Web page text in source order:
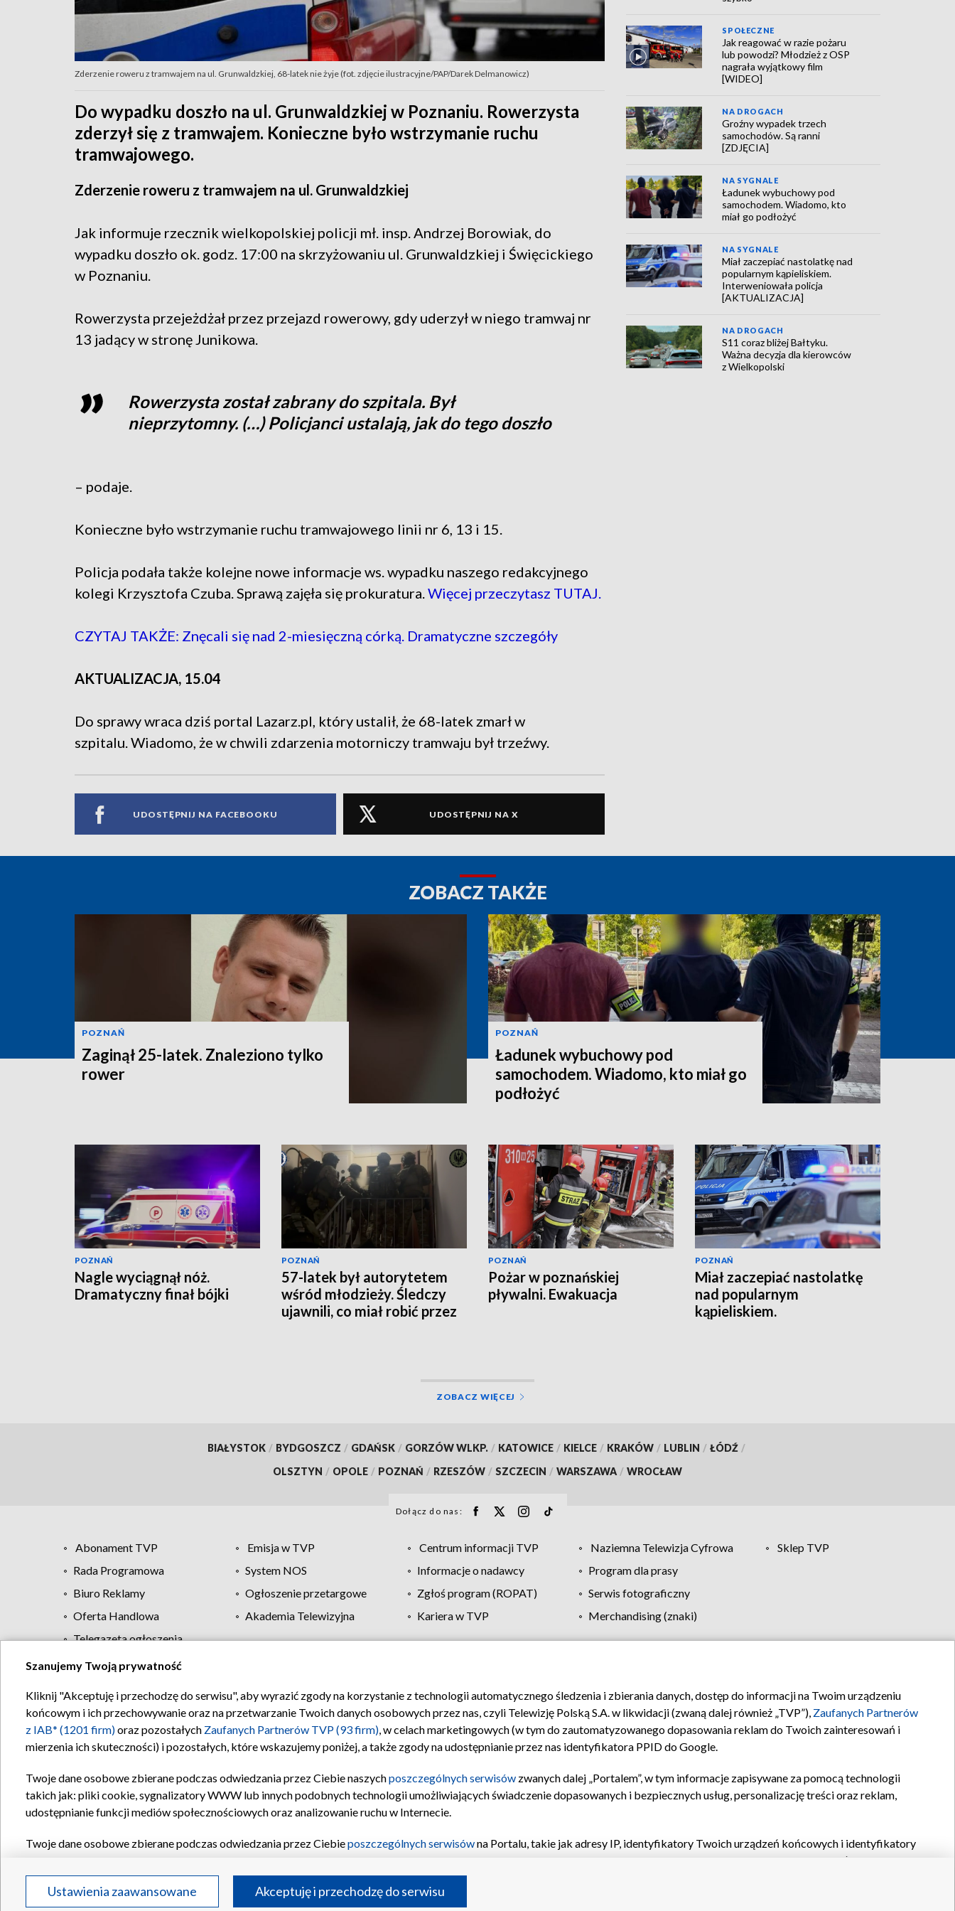
Zderzenie roweru z tramwajem na ul. Grunwaldzkiej, 68-latek nie żyje (fot. zdjęcie ilustracyjne/PAP/Darek Delmanowicz)
Do wypadku doszło na ul. Grunwaldzkiej w Poznaniu. Rowerzysta
zderzył się z tramwajem. Konieczne było wstrzymanie ruchu
tramwajowego.
Zderzenie roweru z tramwajem na ul. Grunwaldzkiej
Jak informuje rzecznik wielkopolskiej policji mł. insp. Andrzej Borowiak, do
wypadku doszło ok. godz. 17:00 na skrzyżowaniu ul. Grunwaldzkiej i Święcickiego
w Poznaniu.
Rowerzysta przejeżdżał przez przejazd rowerowy, gdy uderzył w niego tramwaj nr
13 jadący w stronę Junikowa.
Rowerzysta został zabrany do szpitala. Był
nieprzytomny. (…) Policjanci ustalają, jak do tego doszło
– podaje.
Konieczne było wstrzymanie ruchu tramwajowego linii nr 6, 13 i 15.
Policja podała także kolejne nowe informacje ws. wypadku naszego redakcyjnego
kolegi Krzysztofa Czuba. Sprawą zajęła się prokuratura.Więcej przeczytasz TUTAJ.
CZYTAJ TAKŻE: Znęcali się nad 2-miesięczną córką. Dramatyczne szczegóły
AKTUALIZACJA, 15.04
Do sprawy wraca dziś portal Lazarz.pl, który ustalił, że 68-latek zmarł w
szpitalu. Wiadomo, że w chwili zdarzenia motorniczy tramwaju był trzeźwy.
UDOSTĘPNIJ NA FACEBOOKU UDOSTĘPNIJ NA X
SPOŁECZNE
Jak reagować w razie pożaru
lub powodzi? Młodzież z OSP
nagrała wyjątkowy film
[WIDEO]
NA DROGACH
Groźny wypadek trzech
samochodów. Są ranni
[ZDJĘCIA]
NA SYGNALE
Ładunek wybuchowy pod
samochodem. Wiadomo, kto
miał go podłożyć
NA SYGNALE
Miał zaczepiać nastolatkę nad
popularnym kąpieliskiem.
Interweniowała policja
[AKTUALIZACJA]
NA DROGACH
S11 coraz bliżej Bałtyku.
Ważna decyzja dla kierowców
z Wielkopolski
ZOBACZ TAKŻE
POZNAŃ
Zaginął 25-latek. Znaleziono tylko
rower
POZNAŃ
Ładunek wybuchowy pod
samochodem. Wiadomo, kto miał go
podłożyć
POZNAŃ
Nagle wyciągnął nóż.
Dramatyczny finał bójki
POZNAŃ
57-latek był autorytetem
wśród młodzieży. Śledczy
ujawnili, co miał robić przez
POZNAŃ
Pożar w poznańskiej
pływalni. Ewakuacja
POZNAŃ
Miał zaczepiać nastolatkę
nad popularnym
kąpieliskiem.
ZOBACZ WIĘCEJ
BIAŁYSTOK / BYDGOSZCZ / GDAŃSK / GORZÓW WLKP. / KATOWICE / KIELCE / KRAKÓW / LUBLIN / ŁÓDŹ /
OLSZTYN / OPOLE / POZNAŃ / RZESZÓW / SZCZECIN / WARSZAWA / WROCŁAW
Dołącz do nas:
Abonament TVP Emisja w TVP Centrum informacji TVP Naziemna Telewizja Cyfrowa
Sklep TVP
Rada Programowa
System NOS Informacje o nadawcy
Program dla prasy
Biuro Reklamy
Ogłoszenie przetargowe Zgłoś program (ROPAT)
Serwis fotograficzny
Oferta Handlowa
Akademia Telewizyjna Kariera w TVP
Merchandising (znaki)
Telegazeta ogłoszenia
Regulamin TVP Polityka prywatności Moje zgody Pomoc Biuro reklamy Kontakt
Szanujemy Twoją prywatność
Kliknij "Akceptuję i przechodzę do serwisu", aby wyrazić zgody na korzystanie z technologii automatycznego śledzenia i zbierania danych, dostęp do informacji na Twoim urządzeniu
końcowym i ich przechowywanie oraz na przetwarzanie Twoich danych osobowych przez nas, czyli Telewizję Polską S.A. w likwidacji (zwaną dalej również „TVP”), Zaufanych Partnerów
z IAB* (1201 firm)oraz pozostałych Zaufanych Partnerów TVP (93 firm), w celach marketingowych (w tym do zautomatyzowanego dopasowania reklam do Twoich zainteresowań i
mierzenia ich skuteczności) i pozostałych, które wskazujemy poniżej, a także zgody na udostępnianie przez nas identyfikatora PPID do Google.
Twoje dane osobowe zbierane podczas odwiedzania przez Ciebie naszychposzczególnych serwisów zwanych dalej „Portalem”, w tym informacje zapisywane za pomocą technologii
takich jak: pliki cookie, sygnalizatory WWW lub innych podobnych technologii umożliwiających świadczenie dopasowanych i bezpiecznych usług, personalizację treści oraz reklam,
udostępnianie funkcji mediów społecznościowych oraz analizowanie ruchu w Internecie.
Twoje dane osobowe zbierane podczas odwiedzania przez Ciebieposzczególnych serwisówna Portalu, takie jak adresy IP, identyfikatory Twoich urządzeń końcowych i identyfikatory
oraz pozostałych
Partnerów TVPdla realizacji następujących celów i funkcji: przechowywania informacji na urządzeniu lub dostęp do nich, wyboru podstawowych reklam, wyboru spersonalizowanych
reklam, tworzenia profilu spersonalizowanych reklam, tworzenia profilu spersonalizowanych treści, wyboru spersonalizowanych treści, pomiaru wydajności reklam, pomiaru wydajności
Ustawienia zaawansowane Akceptuję i przechodzę do serwisu